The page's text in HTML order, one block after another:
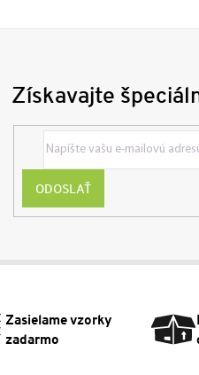
Získavajte
ODOSLAŤ
Zasielame vzorky
zadarmo